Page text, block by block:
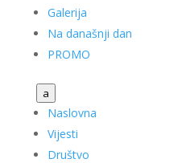
Galerija
Na današnji dan
PROMO
a
Naslovna
Vijesti
Društvo